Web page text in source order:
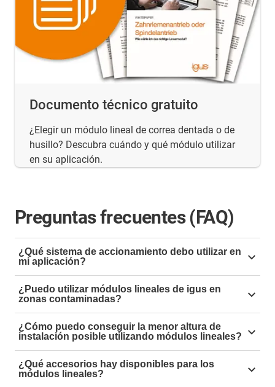
Documento técnico gratuito
¿Elegir un módulo lineal de correa dentada o de
husillo? Descubra cuándo y qué módulo utilizar
en su aplicación.
Preguntas frecuentes (FAQ)
¿Qué sistema de accionamiento debo utilizar en
mi aplicación?
Nuestros diferentes accionamientos lineales ofrecen
una amplia variedad de ventajas para todo tipo de
aplicaciones.
Los accionamientos por correa dentada ofrecen una
gran aceleración y repetibilidad. Por ello, son
especialmente adecuados para máquinas pick and
place, sistemas de envasado, impresoras 3D y otras
¿Puedo utilizar módulos lineales de igus en
zonas contaminadas?
Sí, los módulos lineales drylin E no necesitan
lubricantes, por lo que son especialmente resistentes a
la suciedad. Nuestros sistemas de accionamiento
pueden utilizarse incluso con arena, virutas y polvo.
¿Cómo puedo conseguir la menor altura de
instalación posible utilizando módulos lineales?
Hemos reunido una selección de módulos lineales
compactos para espacios de instalación
¿Qué accesorios hay disponibles para los
módulos lineales?